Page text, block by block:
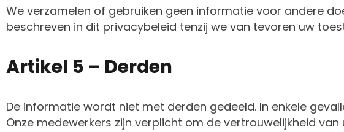
We verzamelen of gebruiken geen informatie voor andere
beschreven in dit privacybeleid tenzij we van tevoren uw
Artikel 5 – Derden
De informatie wordt niet met derden gedeeld. In enkele
Onze medewerkers zijn verplicht om de vertrouwelijkheid